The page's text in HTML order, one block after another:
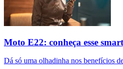
Moto E22: conheça esse
Dá só uma olhadinha nos benefícios